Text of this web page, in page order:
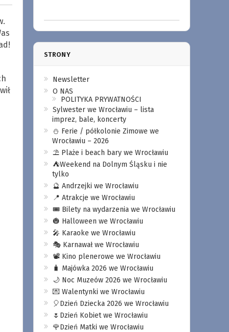
STRONY
Newsletter
O NAS
POLITYKA PRYWATNOŚCI
Sylwester we Wrocławiu – lista
imprez, bale, koncerty
⛄️ Ferie / półkolonie Zimowe we
Wrocławiu – 2026
⛱️ Plaże i beach bary we Wrocławiu
⛺️Weekend na Dolnym Śląsku i nie
tylko
🔮 Andrzejki we Wrocławiu
📍 Atrakcje we Wrocławiu
🎟️ Bilety na wydarzenia we Wrocławiu
🎃 Halloween we Wrocławiu
🎤 Karaoke we Wrocławiu
🎭 Karnawał we Wrocławiu
📽️ Kino plenerowe we Wrocławiu
🧳 Majówka 2026 we Wrocławiu
🌙 Noc Muzeów 2026 we Wrocławiu
💌 Walentynki we Wrocławiu
🎈Dzień Dziecka 2026 we Wrocławiu
🌷Dzień Kobiet we Wrocławiu
🌹Dzień Matki we Wrocławiu